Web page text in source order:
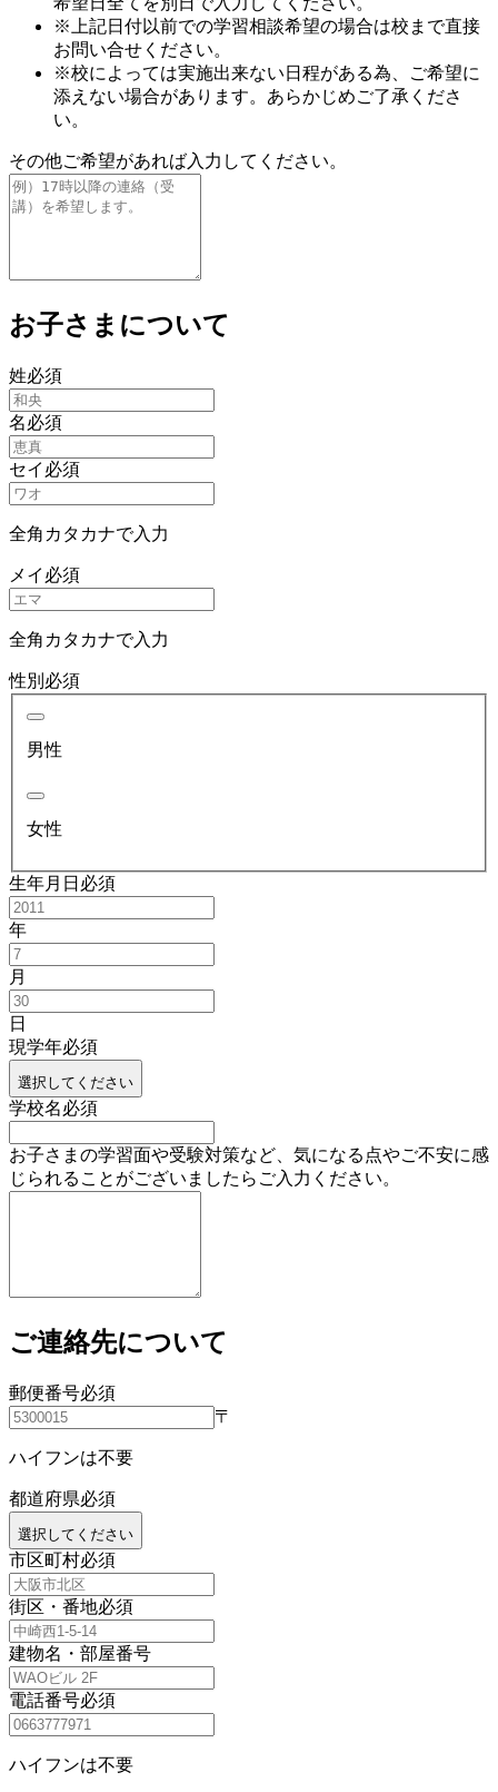
※上記日付以前での学習相談希望の場合は校まで直接
お問い合せください。
※校によっては実施出来ない日程がある為、ご希望に
添えない場合があります。あらかじめご了承くださ
い。
その他ご希望があれば入力してください。
お子さまについて
姓必須
名必須
セイ 必須
全角カタカナで入力
メイ 必須
全角カタカナで入力
性別 必須
男性
女性
生年月日 必須
年
月
日
現学年必須
選択してください
学校名必須
お子さまの学習面や受験対策など、気になる点やご不安に感
じられることがございましたらご入力ください。
ご連絡先について
郵便番号必須
〒
ハイフンは不要
都道府県必須
選択してください
市区町村必須
街区・番地必須
建物名・部屋番号
電話番号必須
ハイフンは不要